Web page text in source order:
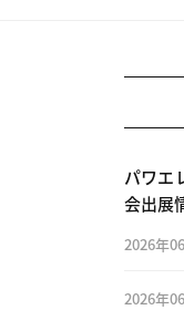
パワエ
会出展
2026年
2026年